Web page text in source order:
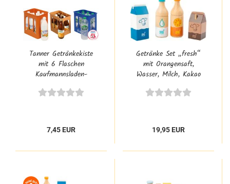
Tanner Getränkekiste
mit 6 Flaschen
Kaufmannsladen-
Zubehör
7,45 EUR
Getränke Set „fresh“
mit Orangensaft,
Wasser, Milch, Kakao
Kaufladen &
19,95 EUR